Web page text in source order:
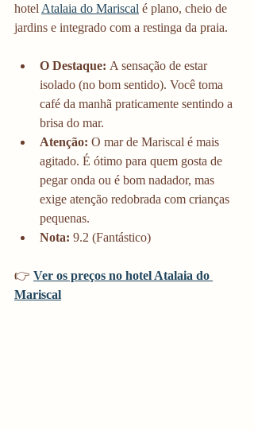
hotel Atalaia do Mariscal é plano, cheio de
jardins e integrado com a restinga da praia.
O Destaque: A sensação de estar
isolado (no bom sentido). Você toma
café da manhã praticamente sentindo a
brisa do mar.
Atenção: O mar de Mariscal é mais
agitado. É ótimo para quem gosta de
pegar onda ou é bom nadador, mas
exige atenção redobrada com crianças
pequenas.
Nota: 9.2 (Fantástico)
👉 Ver os preços no hotel Atalaia do
Mariscal